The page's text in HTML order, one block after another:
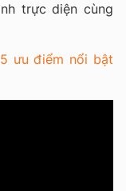
trực diện cùng
ưu điểm nổi bật